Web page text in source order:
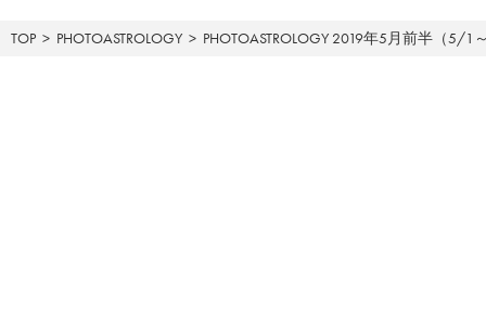
TOP PHOTOASTROLOGY PHOTOASTROLOGY 2019年5月前半（5/1